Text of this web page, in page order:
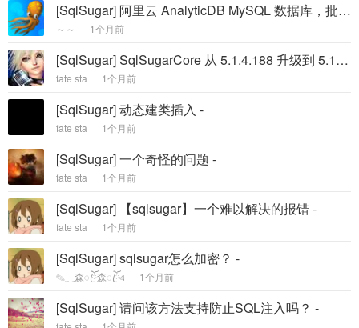
[SqlSugar] 阿里云 AnalyticDB MySQL 数据库，批量插入问题 -
～～ 1个月前
[SqlSugar] SqlSugarCore 从 5.1.4.188 升级到 5.1.4.214 Db.Ado.GetDateTime 不 -
fate sta 1个月前
[SqlSugar] 动态建类插入 -
fate sta 1个月前
[SqlSugar] 一个奇怪的问题 -
fate sta 1个月前
[SqlSugar] 【sqlsugar】一个难以解决的报错 -
fate sta 1个月前
[SqlSugar] sqlsugar怎么加密？ -
✎؁森ꦿོ森ꦿོএ 1个月前
[SqlSugar] 请问该方法支持防止SQL注入吗？ -